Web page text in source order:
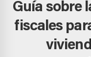
Guía sobre
fiscales